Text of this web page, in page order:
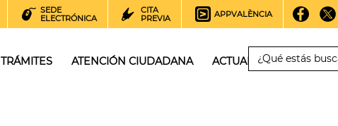
SEDE
ELECTRÓNICA
CITA
PREVIA
APPVALÈNCIA
TRÁMITES ATENCIÓN CIUDADANA ACTUALIDAD